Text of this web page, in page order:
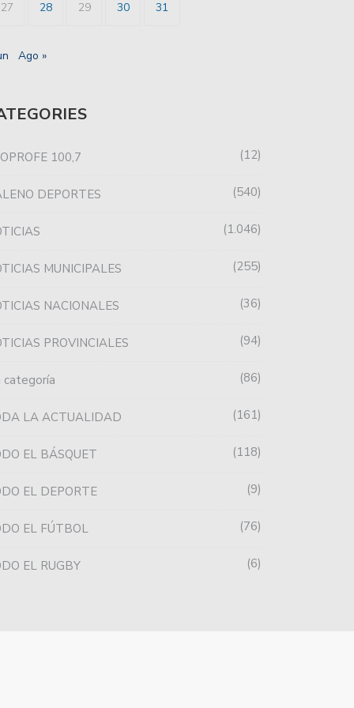
27 28 29 30 31
Ago »
100,7 12
DEPORTES 540
1.046
MUNICIPALES 255
NACIONALES 36
PROVINCIALES 94
categoría 86
LA ACTUALIDAD 161
EL BÁSQUET 118
EL DEPORTE 9
EL FÚTBOL 76
EL RUGBY 6